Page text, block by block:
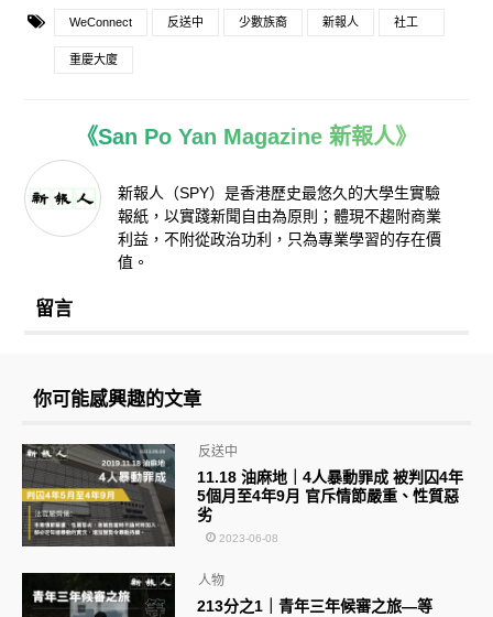
WeConnect 反送中 少數族裔 新報人 社工
重慶大廈
《San Po Yan Magazine 新報人》
新報人（SPY）是香港歷史最悠久的大學生實驗
報紙，以實踐新聞自由為原則；體現不趨附商業
利益，不附從政治功利，只為專業學習的存在價
值。
留言
你可能感興趣的文章
11.18 油麻地｜4人暴動罪成 被判囚4年
5個月至4年9月 官斥情節嚴重、性質惡
劣
反送中
2023-06-08
213分之1｜青年三年候審之旅—等
人物